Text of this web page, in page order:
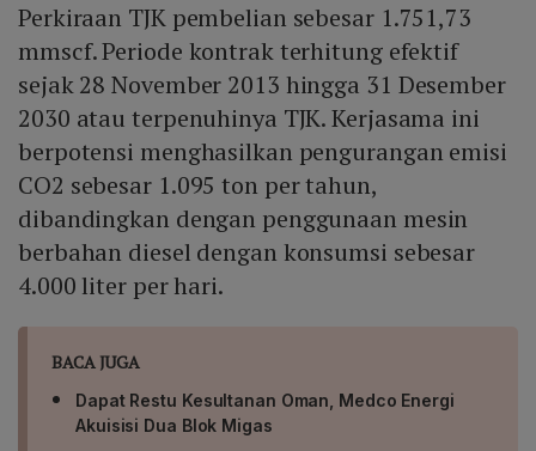
Perkiraan TJK pembelian sebesar 1.751,73
mmscf. Periode kontrak terhitung efektif
sejak 28 November 2013 hingga 31 Desember
2030 atau terpenuhinya TJK. Kerjasama ini
berpotensi menghasilkan pengurangan emisi
CO2 sebesar 1.095 ton per tahun,
dibandingkan dengan penggunaan mesin
berbahan diesel dengan konsumsi sebesar
4.000 liter per hari.
BACA JUGA
Dapat Restu Kesultanan Oman, Medco Energi
Akuisisi Dua Blok Migas